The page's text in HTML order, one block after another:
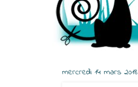
mercredi 14 mars 2018